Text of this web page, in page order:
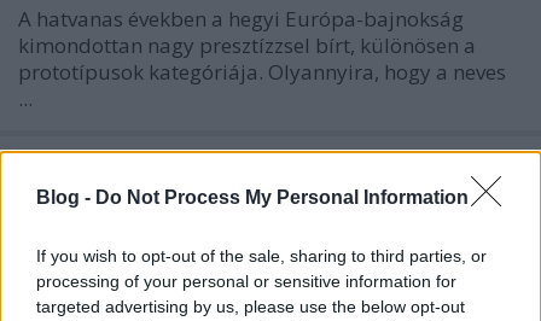
Blog - Do Not Process My Personal Information
If you wish to opt-out of the sale, sharing to third parties, or
processing of your personal or sensitive information for
targeted advertising by us, please use the below opt-out
A hatvanas években a hegyi Európa-bajnokság
kimondottan nagy presztízzsel bírt, különösen a
prototípusok kategóriája. Olyannyira, hogy a neves
...